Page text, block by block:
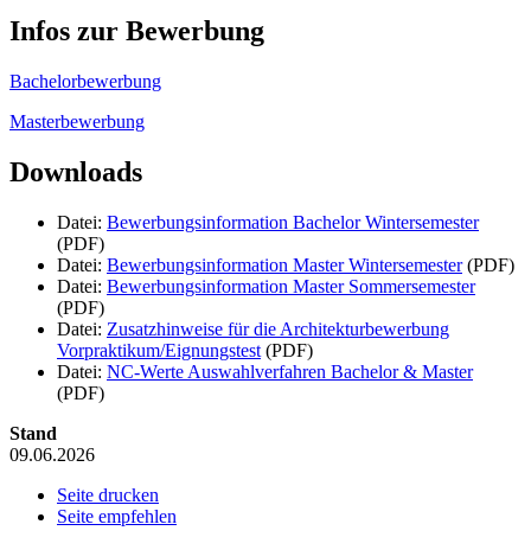
Infos zur Bewerbung
Bachelorbewerbung
Masterbewerbung
Downloads
Datei: Bewerbungsinformation Bachelor Wintersemester
(PDF)
Datei: Bewerbungsinformation Master Wintersemester(PDF)
Datei: Bewerbungsinformation Master Sommersemester
(PDF)
Datei: Zusatzhinweise für die Architekturbewerbung
Vorpraktikum/Eignungstest (PDF)
Datei: NC-Werte Auswahlverfahren Bachelor & Master
(PDF)
Stand
09.06.2026
Seite drucken
Seite empfehlen